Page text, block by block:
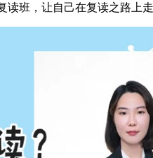
班，让自己在复读之路上